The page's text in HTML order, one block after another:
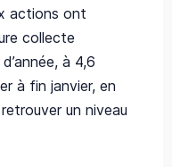
actions ont
collecte
à 4,6
à fin janvier, en
un niveau